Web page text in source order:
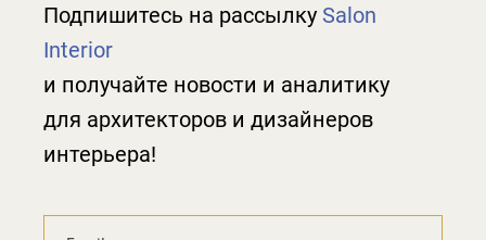
Подпишитесь на рассылку Salon
Interior
и получайте новости и аналитику
для архитекторов и дизайнеров
интерьера!